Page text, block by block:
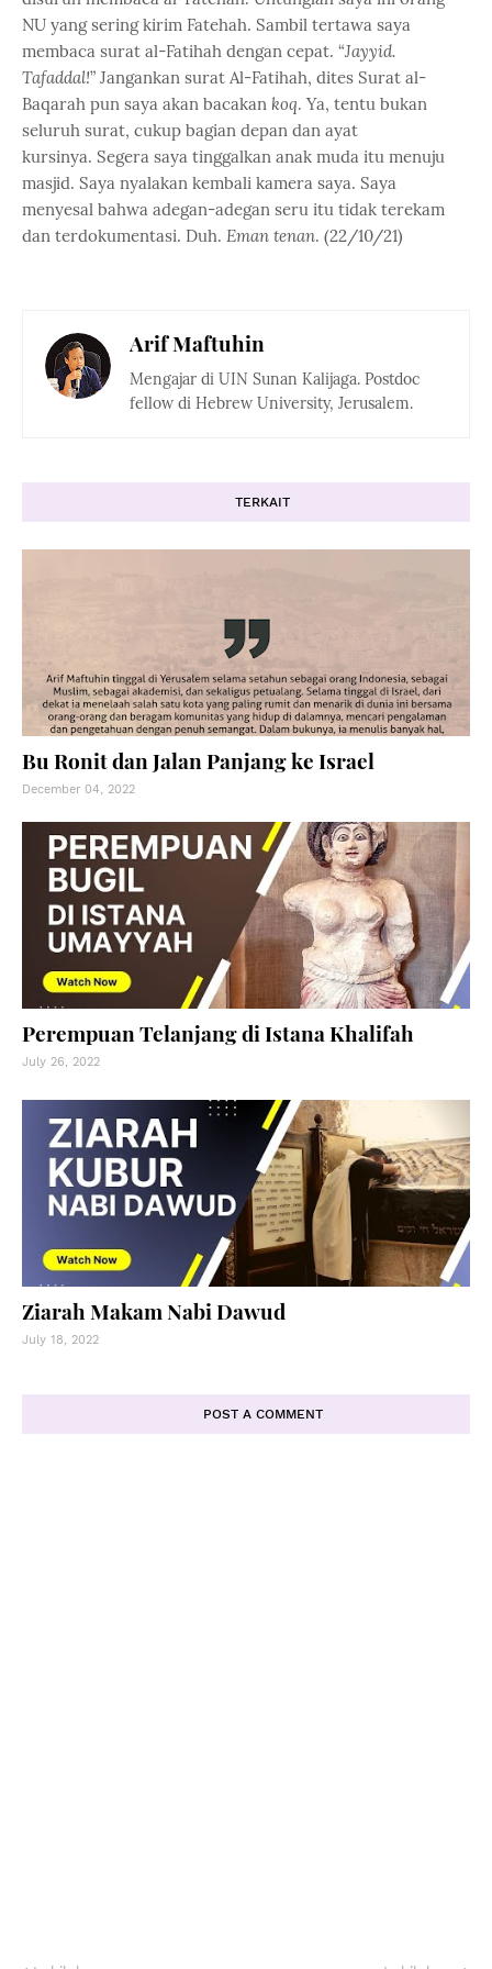
NU yang sering kirim Fatehah. Sambil tertawa saya
membaca surat al-Fatihah dengan cepat. “Jayyid.
Tafaddal!” Jangankan surat Al-Fatihah, dites Surat al-
Baqarah pun saya akan bacakan koq. Ya, tentu bukan
seluruh surat, cukup bagian depan dan ayat
kursinya. Segera saya tinggalkan anak muda itu menuju
masjid. Saya nyalakan kembali kamera saya. Saya
menyesal bahwa adegan-adegan seru itu tidak terekam
dan terdokumentasi. Duh. Eman tenan. (22/10/21)
Arif Maftuhin
Mengajar di UIN Sunan Kalijaga. Postdoc
fellow di Hebrew University, Jerusalem.
TERKAIT
Bu Ronit dan Jalan Panjang ke Israel
December 04, 2022
Perempuan Telanjang di Istana Khalifah
July 26, 2022
Ziarah Makam Nabi Dawud
July 18, 2022
POST A COMMENT